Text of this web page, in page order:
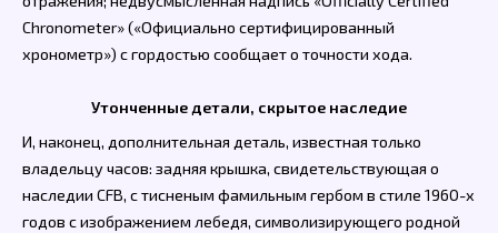
Chronometer» («Официально сертифицированный
хронометр») с гордостью сообщает о точности хода.
Утонченные детали, скрытое наследие
И, наконец, дополнительная деталь, известная только
владельцу часов: задняя крышка, свидетельствующая о
наследии CFB, с тисненым фамильным гербом в стиле 1960-х
годов с изображением лебедя, символизирующего родной